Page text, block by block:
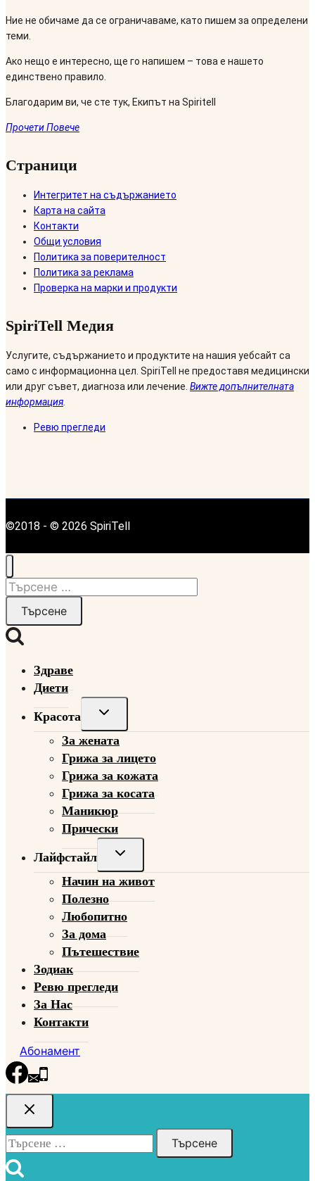
Ние не обичаме да се ограничаваме, като пишем за определени
теми.
Ако нещо е интересно, ще го напишем – това е нашето
единствено правило.
Благодарим ви, че сте тук, Екипът на Spiritell
Прочети Повече
Страници
Интегритет на съдържанието
Карта на сайта
Контакти
Общи условия
Политика за поверителност
Политика за реклама
Проверка на марки и продукти
SpiriTell Медия
Услугите, съдържанието и продуктите на нашия уебсайт са
само с информационна цел. SpiriTell не предоставя медицински
или друг съвет, диагноза или лечение. Вижте допълнителната
информация.
Ревю прегледи
©2018 - © 2026 SpiriTell
Търсене
Здраве
Диети
Красота
Toggle
menu
За жената
Грижа за лицето
Грижа за кожата
Грижа за косата
Маникюр
Прически
Лайфстайл
Toggle
menu
Начин на живот
Полезно
Любопитно
За дома
Пътешествие
Зодиак
Ревю прегледи
За Нас
Контакти
Абонамент
Търсене
за: